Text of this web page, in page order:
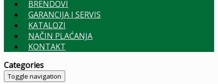
BRENDOVI
GARANCIJA I SERVIS
KATALOZI
NAČIN PLAĆANJA
KONTAKT
Categories
Toggle navigation